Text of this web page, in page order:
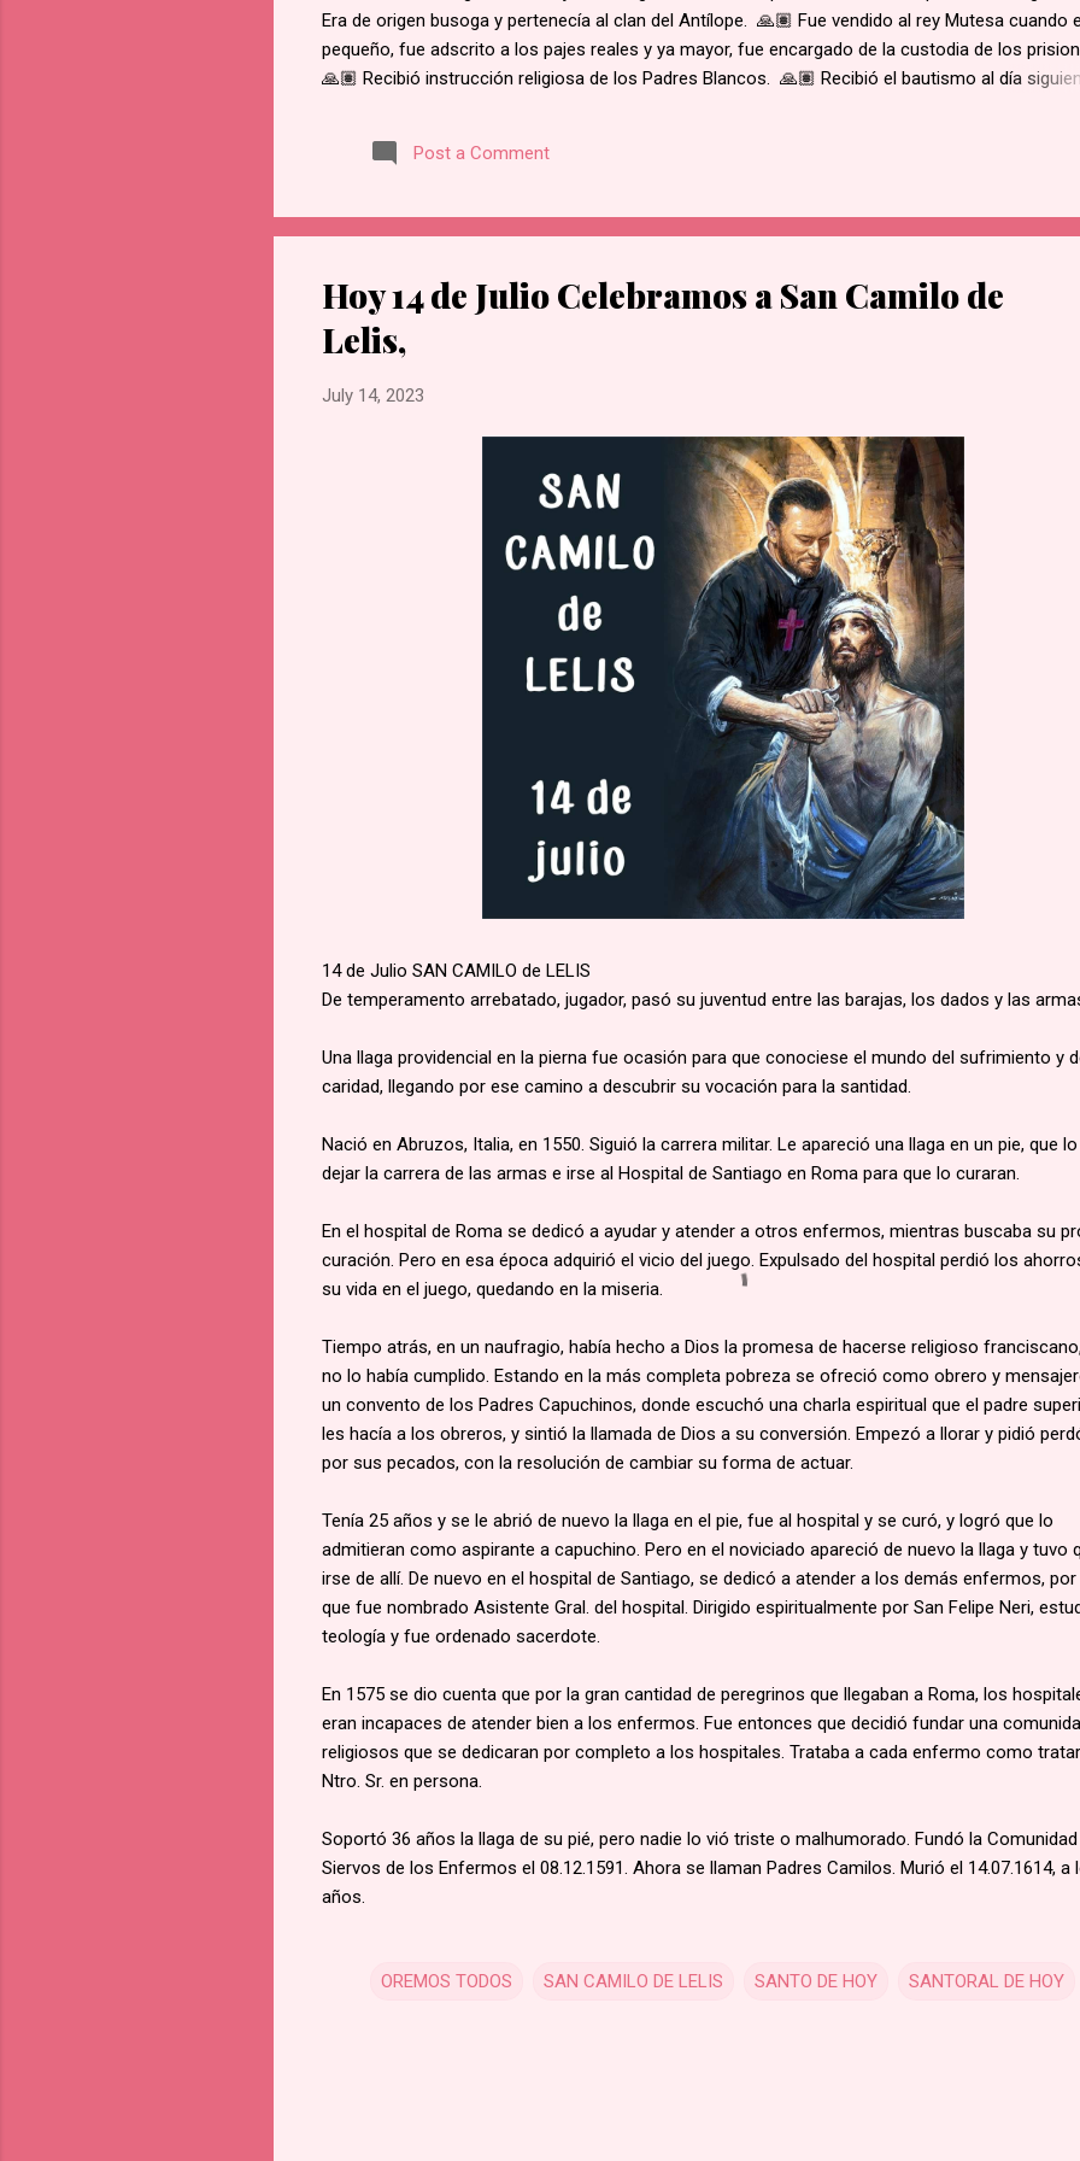
Era de origen busoga y pertenecía al clan del Antílope. 🙏🏽 Fue vendido al rey Mutesa cuando
pequeño, fue adscrito a los pajes reales y ya mayor, fue encargado de la custodia de los
🙏🏽 Recibió instrucción religiosa de los Padres Blancos. 🙏🏽 Recibió el bautismo al día
retractarse de su fe, rehusó. Junto con otros mártires se le condujo en una marcha hacia la
Namugongo, a unos 60 kms de su hogar. 🙏🏽 Según la costumbre, se ejecutaba a un prisionero
en Lubawo, fue alanceado y decapitado y sus restos dejados al borde del camino....
Post a Comment
Hoy 14 de Julio Celebramos a San Camilo de
Lelis,
July 14, 2023
14 de Julio SAN CAMILO de LELIS
De temperamento arrebatado, jugador, pasó su juventud entre las barajas, los dados y las
Una llaga providencial en la pierna fue ocasión para que conociese el mundo del sufrimiento y
caridad, llegando por ese camino a descubrir su vocación para la santidad.
Nació en Abruzos, Italia, en 1550. Siguió la carrera militar. Le apareció una llaga en un pie, que
dejar la carrera de las armas e irse al Hospital de Santiago en Roma para que lo curaran.
En el hospital de Roma se dedicó a ayudar y atender a otros enfermos, mientras buscaba su
curación. Pero en esa época adquirió el vicio del juego. Expulsado del hospital perdió los
su vida en el juego, quedando en la miseria.
Tiempo atrás, en un naufragio, había hecho a Dios la promesa de hacerse religioso
no lo había cumplido. Estando en la más completa pobreza se ofreció como obrero y
un convento de los Padres Capuchinos, donde escuchó una charla espiritual que el padre
les hacía a los obreros, y sintió la llamada de Dios a su conversión. Empezó a llorar y pidió
por sus pecados, con la resolución de cambiar su forma de actuar.
Tenía 25 años y se le abrió de nuevo la llaga en el pie, fue al hospital y se curó, y logró que lo
admitieran como aspirante a capuchino. Pero en el noviciado apareció de nuevo la llaga y tuvo
irse de allí. De nuevo en el hospital de Santiago, se dedicó a atender a los demás enfermos, por
que fue nombrado Asistente Gral. del hospital. Dirigido espiritualmente por San Felipe Neri,
teología y fue ordenado sacerdote.
En 1575 se dio cuenta que por la gran cantidad de peregrinos que llegaban a Roma, los
eran incapaces de atender bien a los enfermos. Fue entonces que decidió fundar una
religiosos que se dedicaran por completo a los hospitales. Trataba a cada enfermo como
Ntro. Sr. en persona.
Soportó 36 años la llaga de su pié, pero nadie lo vió triste o malhumorado. Fundó la Comunidad
Siervos de los Enfermos el 08.12.1591. Ahora se llaman Padres Camilos. Murió el 14.07.1614, a
años.
OREMOS TODOS SAN CAMILO DE LELIS SANTO DE HOY SANTORAL DE HOY